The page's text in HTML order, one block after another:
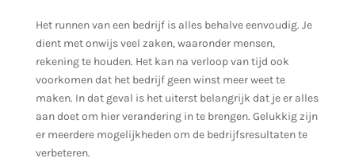
Het runnen van een bedrijf is alles behalve eenvoudig. Je
dient met onwijs veel zaken, waaronder mensen,
rekening te houden. Het kan na verloop van tijd ook
voorkomen dat het bedrijf geen winst meer weet te
maken. In dat geval is het uiterst belangrijk dat je er alles
aan doet om hier verandering in te brengen. Gelukkig zijn
er meerdere mogelijkheden om de bedrijfsresultaten te
verbeteren.